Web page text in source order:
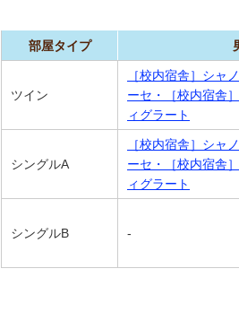
部屋タイプ
ツイン
［校内宿舎］シャ
ーセ・［校内宿舎
ィグラート
シングルA
［校内宿舎］シャ
ーセ・［校内宿舎
ィグラート
シングルB -